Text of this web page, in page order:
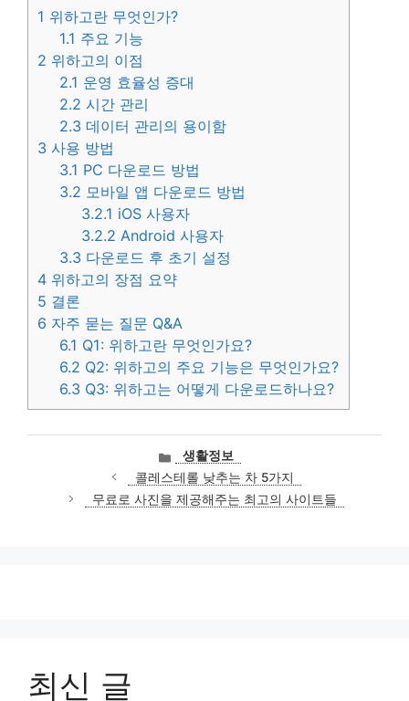
1 위하고란 무엇인가?
1.1 주요 기능
2 위하고의 이점
2.1 운영 효율성 증대
2.2 시간 관리
2.3 데이터 관리의 용이함
3 사용 방법
3.1 PC 다운로드 방법
3.2 모바일 앱 다운로드 방법
3.2.1 iOS 사용자
3.2.2 Android 사용자
3.3 다운로드 후 초기 설정
4 위하고의 장점 요약
5 결론
6 자주 묻는 질문 Q&A
6.1 Q1: 위하고란 무엇인가요?
6.2 Q2: 위하고의 주요 기능은 무엇인가요?
6.3 Q3: 위하고는 어떻게 다운로드하나요?
카
테
고
리
생활정보
콜레스테롤 낮추는 차 5가지
무료로 사진을 제공해주는 최고의 사이트들
최신 글